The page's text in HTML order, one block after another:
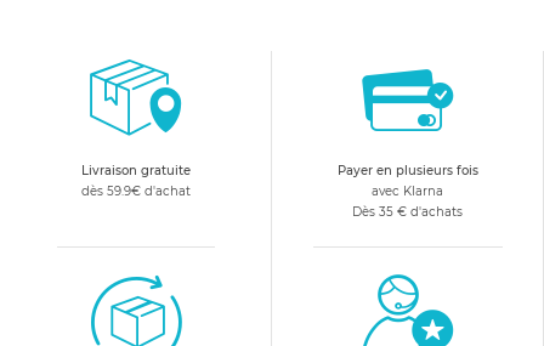
Livraison gratuite
dès 59.9€ d'achat
Payer en plusieurs fois
avec Klarna
Dès 35 € d'achats